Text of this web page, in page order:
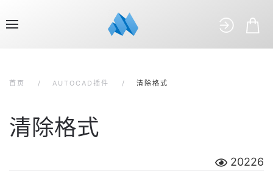
首页 AUTOCAD插件 清除格式
清除格式
20226